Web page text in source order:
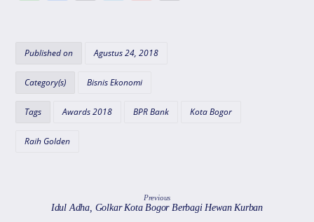
s
A
p
e
o
k
gr
a
m
l
s
Published on Agustus 24, 2018
Category(s) Bisnis Ekonomi
Tags Awards 2018 BPR Bank Kota Bogor
Raih Golden
Previous
Idul Adha, Golkar Kota Bogor Berbagi Hewan Kurban